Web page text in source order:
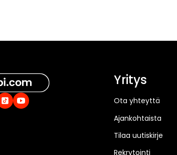
Yritys
Ota yhteyttä
Ajankohtaista
Tilaa uutiskirje
Rekrytointi